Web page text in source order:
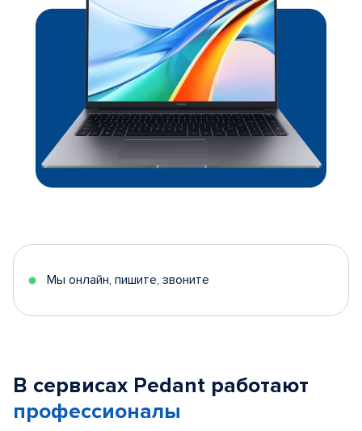
Мы онлайн, пишите, звоните
В сервисах Pedant работают
профессионалы